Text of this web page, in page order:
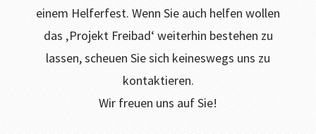
einem Helferfest. Wenn Sie auch helfen wollen
das ‚Projekt Freibad‘ weiterhin bestehen zu
lassen, scheuen Sie sich keineswegs uns zu
kontaktieren.
Wir freuen uns auf Sie!